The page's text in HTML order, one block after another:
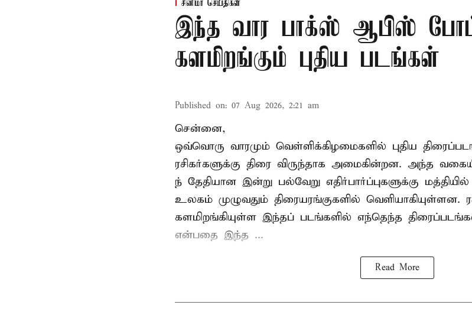
சினிமா செய்திகள்
இந்த வார பாக்ஸ் ஆபிஸ்
களமிறங்கும் புதிய படங்கள்
Published on: 07 Aug 2026, 2:21 am
சென்னை,
ஒவ்வொரு வாரமும் வெள்ளிக்கிழமைகளில் புதிய
ரசிகர்களுக்கு திரை விருந்தாக அமைகின்றன. அந்த
ந் தேதியான இன்று பல்வேறு எதிர்பார்ப்புகளுக்கு
உலகம் முழுவதும் திரையரங்குகளில் வெளியாகியுள்ளன.
களமிறங்கியுள்ள இந்தப் படங்களில் எந்தெந்த
என்பதை இந்த ...
Read More